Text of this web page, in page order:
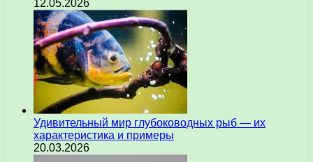
12.05.2026
Удивительный мир глубоководных рыб — их
характеристика и примеры
20.03.2026